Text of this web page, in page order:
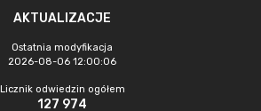
AKTUALIZACJE
Ostatnia modyfikacja
2026-08-06 12:00:06
Licznik odwiedzin ogółem
127 974